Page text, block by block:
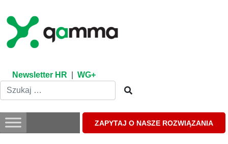
content
Newsletter HR WG+
ZAPYTAJ O NASZE ROZWIĄZANIA